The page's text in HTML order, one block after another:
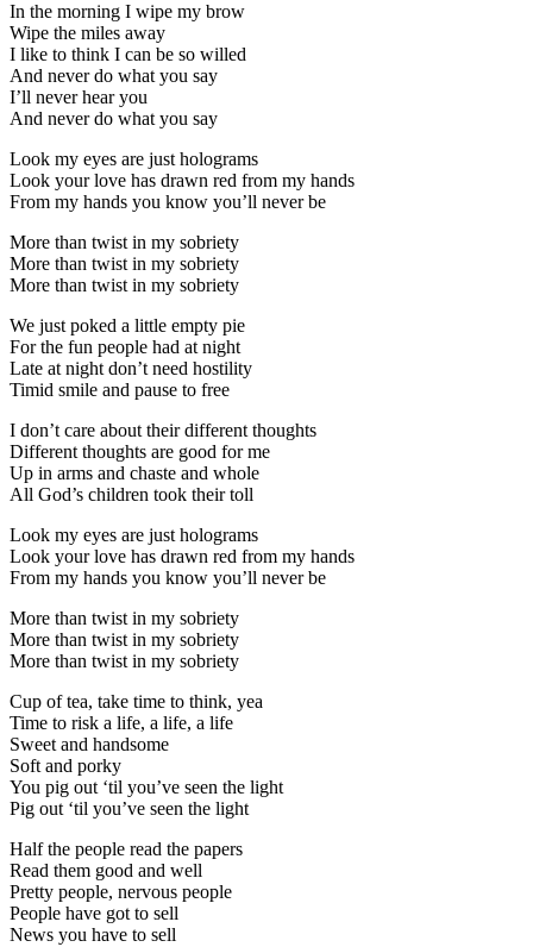
In the morning I wipe my brow
Wipe the miles away
I like to think I can be so willed
And never do what you say
I’ll never hear you
And never do what you say
Look my eyes are just holograms
Look your love has drawn red from my hands
From my hands you know you’ll never be
More than twist in my sobriety
More than twist in my sobriety
More than twist in my sobriety
We just poked a little empty pie
For the fun people had at night
Late at night don’t need hostility
Timid smile and pause to free
I don’t care about their different thoughts
Different thoughts are good for me
Up in arms and chaste and whole
All God’s children took their toll
Look my eyes are just holograms
Look your love has drawn red from my hands
From my hands you know you’ll never be
More than twist in my sobriety
More than twist in my sobriety
More than twist in my sobriety
Cup of tea, take time to think, yea
Time to risk a life, a life, a life
Sweet and handsome
Soft and porky
You pig out ‘til you’ve seen the light
Pig out ‘til you’ve seen the light
Half the people read the papers
Read them good and well
Pretty people, nervous people
People have got to sell
News you have to sell